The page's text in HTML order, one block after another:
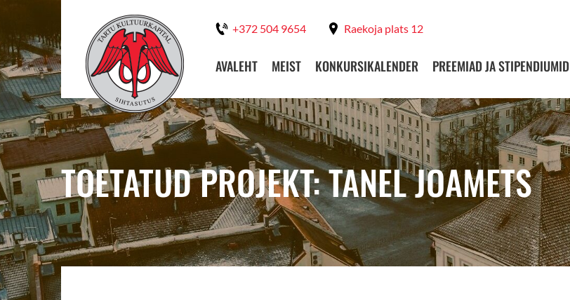
+372 504 9654 Raekoja plats 12
AVALEHT MEIST KONKURSIKALENDER PREEMIAD JA STIPENDIUMID
TOETATUD PROJEKT: TANEL JOAMETS